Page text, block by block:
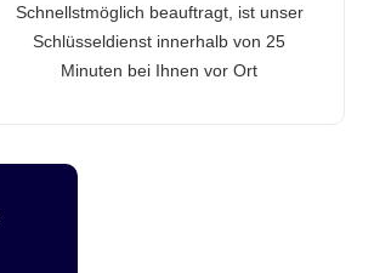
Schnellstmöglich beauftragt, ist unser
Schlüsseldienst innerhalb von 25
Minuten bei Ihnen vor Ort